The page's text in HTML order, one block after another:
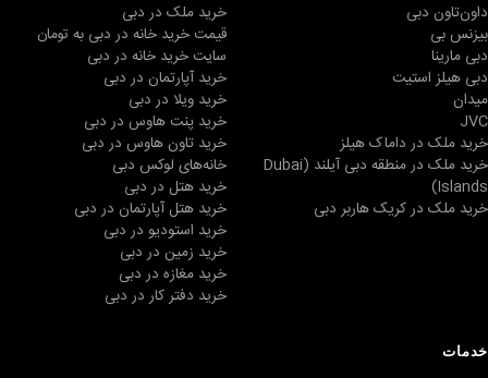
داون‌تاون دبی
بیزنس بی
دبی مارینا
دبی هیلز استیت
میدان
JVC
خرید ملک در داماک هیلز
خرید ملک در منطقه دبی آیلند (Dubai
Islands)
خرید ملک در کریک هاربر دبی
خرید ملک در دبی
قیمت خرید خانه در دبی به تومان
سایت خرید خانه در دبی
خرید آپارتمان در دبی
خرید ویلا در دبی
خرید پنت هاوس در دبی
خرید تاون هاوس در دبی
خانه‌های لوکس دبی
خرید هتل در دبی
خرید هتل آپارتمان در دبی
خرید استودیو در دبی
خرید زمین در دبی
خرید مغازه در دبی
خرید دفتر کار در دبی
خدمات